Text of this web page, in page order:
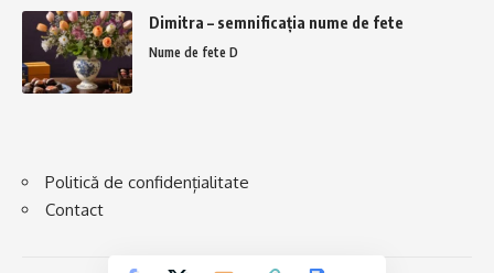
Dimitra – semnificația nume de fete
Nume de fete D
Politică de confidențialitate
Contact